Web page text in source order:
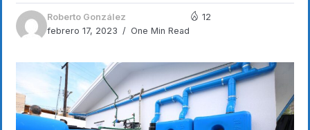
Roberto González
febrero 17, 2023
One Min Read
12